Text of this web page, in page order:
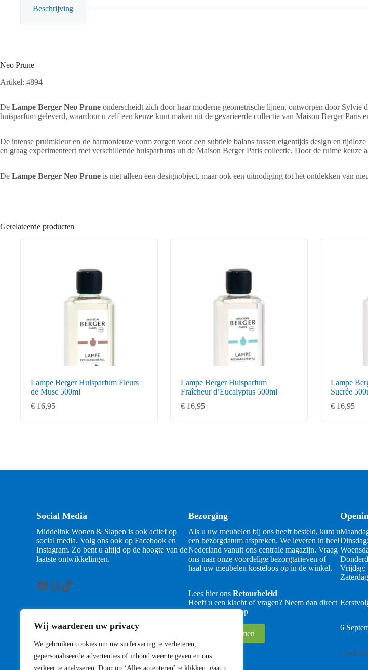
Wij waarderen uw privacy
We gebruiken cookies om uw surfervaring te verbeteren,
gepersonaliseerde advertenties of inhoud weer te geven en ons
verkeer te analyseren. Door op ‘Alles accepteren’ te klikken, gaat u
Beschrijving
Neo Prune
Artikel: 4894
De Lampe Berger Neo Prune onderscheidt zich door haar moderne geometrische lijnen, ontworpen door
huisparfum geleverd, waardoor u zelf een keuze kunt maken uit de gevarieerde collectie van Maison Berger Paris
De intense pruimkleur en de harmonieuze vorm zorgen voor een subtiele balans tussen eigentijds design en
en graag experimenteert met verschillende huisparfums uit de Maison Berger Paris collectie. Door de ruime keuze
De Lampe Berger Neo Prune is niet alleen een designobject, maar ook een uitnodiging tot het ontdekken van
Gerelateerde producten
Lampe Berger Huisparfum Fleurs
de Musc 500ml
€ 16,95
Lampe Berger Huisparfum
Fraîcheur d’Eucalyptus 500ml
€ 16,95
Lampe
Sucrée
€ 16,95
Social Media
Middelink Wonen & Slapen is ook actief op
social media. Volg ons ook op Facebook en
Instagram. Zo bent u altijd op de hoogte van de
laatste ontwikkelingen.
Facebook
Instagram
TikTok
Bezorging
Als u uw meubelen bij ons heeft besteld, kunt u
een bezorgdatum afspreken. We leveren in heel
Nederland vanuit ons centrale magazijn. Vraag
ons naar onze voordelige bezorgtarieven of
haal uw meubelen kosteloos op in de winkel.
Lees hier ons Retourbeleid
Heeft u een klacht of vragen? Neem dan direct
contact met ons op
Contact opnemen
Vrijdag:
6
Geen